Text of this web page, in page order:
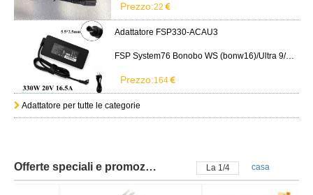
Prezzo:22
Adattatore FSP330-ACAU3
FSP System76 Bonobo WS (bonw16)/Ultra 9/RTX5090
Prezzo:164
Adattatore per tutte le categorie
Offerte speciali e promozioni La 2/4 casa